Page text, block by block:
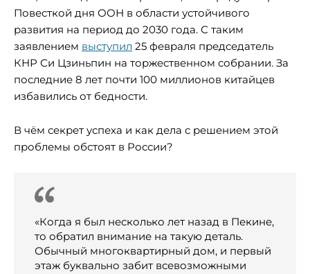
Повесткой дня ООН в области устойчивого
развития на период до 2030 года. С таким
заявлением выступил 25 февраля председатель
КНР Си Цзиньпин на торжественном собрании. За
последние 8 лет почти 100 миллионов китайцев
избавились от бедности.
В чём секрет успеха и как дела с решением этой
проблемы обстоят в России?
«Когда я был несколько лет назад в Пекине,
то обратил внимание на такую деталь.
Обычный многоквартирный дом, и первый
этаж буквально забит всевозможными